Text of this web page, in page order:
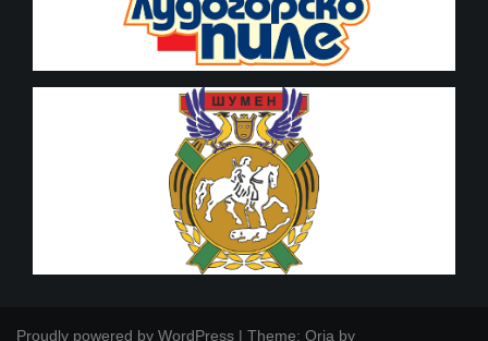
Proudly powered by WordPress | Theme: Oria by